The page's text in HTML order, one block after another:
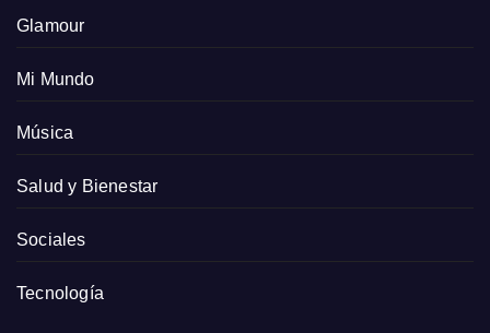
Glamour
Mi Mundo
Música
Salud y Bienestar
Sociales
Tecnología